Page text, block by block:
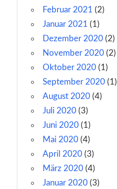
Februar 2021 (2)
Januar 2021 (1)
Dezember 2020 (2)
November 2020 (2)
Oktober 2020 (1)
September 2020 (1)
August 2020 (4)
Juli 2020 (3)
Juni 2020 (1)
Mai 2020 (4)
April 2020 (3)
März 2020 (4)
Januar 2020 (3)